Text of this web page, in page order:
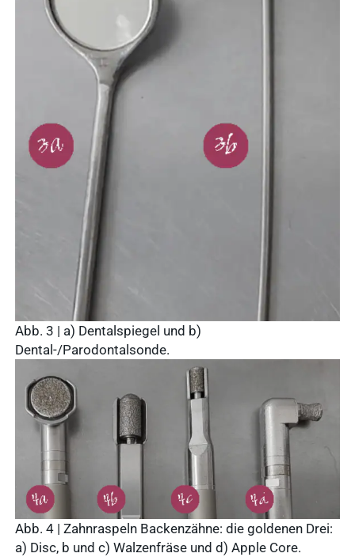
Abb. 3 | a) Dentalspiegel und b)
Dental-/Parodontalsonde.
Abb. 4 | Zahnraspeln Backenzähne: die goldenen Drei:
a) Disc, b und c) Walzenfräse und d) Apple Core.